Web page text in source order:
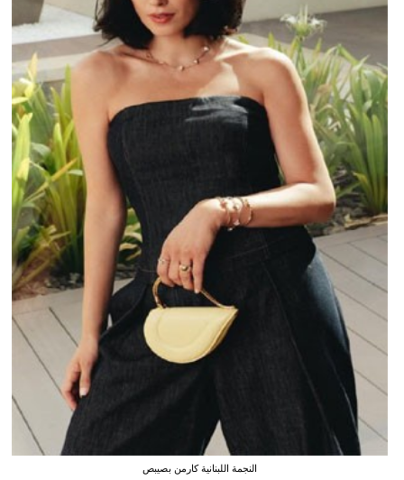
النجمة اللبنانية كارمن بصيبص